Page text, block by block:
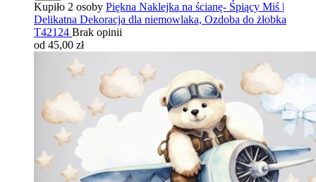
Kupiło 2 osoby Piękna Naklejka na ścianę- Śpiący Miś |
Delikatna Dekoracja dla niemowlaka, Ozdoba do żłobka
T42124 Brak opinii
od 45,00 zł